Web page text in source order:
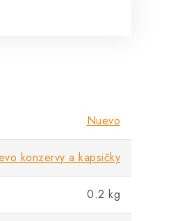
Nuevo
konzervy a kapsičky
0.2 kg